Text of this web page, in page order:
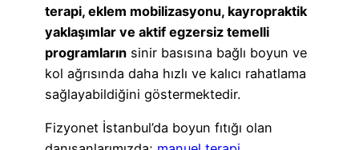
terapi, eklem mobilizasyonu, kayropraktik
yaklaşımlar ve aktif egzersiz temelli
programların sinir basısına bağlı boyun ve
kol ağrısında daha hızlı ve kalıcı rahatlama
sağlayabildiğini göstermektedir.
Fizyonet İstanbul’da boyun fıtığı olan